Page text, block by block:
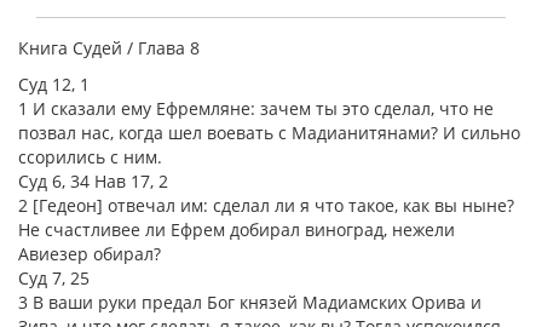
Книга Судей / Глава 8
Суд 12, 1
1 И сказали ему Ефремляне: зачем ты это сделал, что не
позвал нас, когда шел воевать с Мадианитянами? И сильно
ссорились с ним.
Суд 6, 34 Нав 17, 2
2 [Гедеон] отвечал им: сделал ли я что такое, как вы ныне?
Не счастливее ли Ефрем добирал виноград, нежели
Авиезер обирал?
Суд 7, 25
3 В ваши руки предал Бог князей Мадиамских Орива и